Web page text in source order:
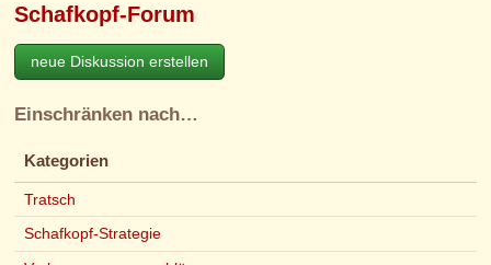
Schafkopf-Forum
neue Diskussion erstellen
Einschränken nach…
Kategorien
Tratsch
Schafkopf-Strategie